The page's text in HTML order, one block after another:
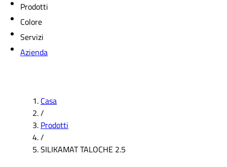
Prodotti
Colore
Servizi
Azienda
Casa
/
Prodotti
/
SILIKAMAT TALOCHE 2.5